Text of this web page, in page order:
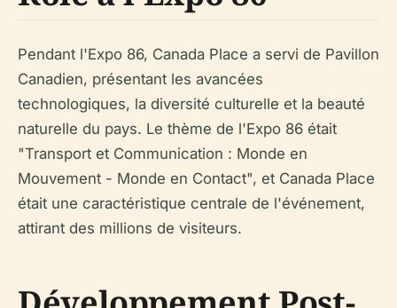
Pendant l'Expo 86, Canada Place a servi de Pavillon
Canadien, présentant les avancées
technologiques, la diversité culturelle et la beauté
naturelle du pays. Le thème de l'Expo 86 était
"Transport et Communication : Monde en
Mouvement - Monde en Contact", et Canada Place
était une caractéristique centrale de l'événement,
attirant des millions de visiteurs.